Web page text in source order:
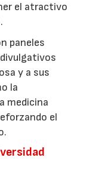
el atractivo
paneles
y a sus
la
medicina
el